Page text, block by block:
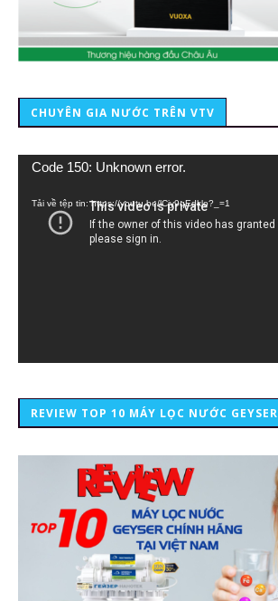
CHUYÊN GIA NƯỚC TRÊN VTV
Trình
Code 150: Unknown error.
Tải về tệp tin: https://youtu.be/lCiy9qEdklo?_=1
REVIEW TOP 10 MÁY LỌC NƯỚC GEYSER